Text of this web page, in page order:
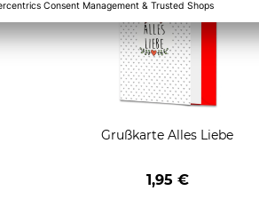
Grußkarte Alles Liebe
1,95 €